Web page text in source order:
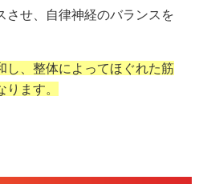
させ、自律神経のバランスを
し、整体によってほぐれた筋
ます。